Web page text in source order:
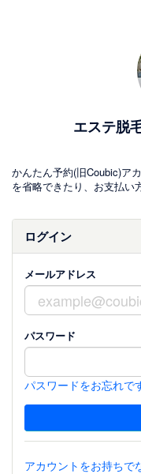
エステ脱
かんたん予約(旧Coubic)ア
を省略できたり、お支払い
ログイン
メールアドレス
パスワード
パスワードをお忘れで
アカウントをお持ちで